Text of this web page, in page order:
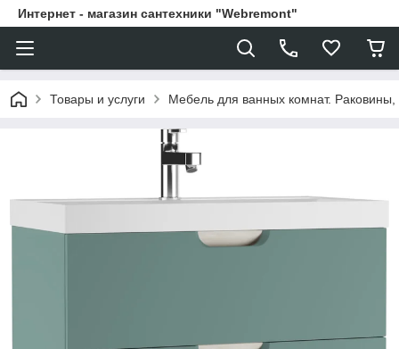
Интернет - магазин сантехники "Webremont"
Товары и услуги Мебель для ванных комнат.